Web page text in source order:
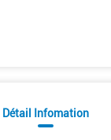
Détail Infomation